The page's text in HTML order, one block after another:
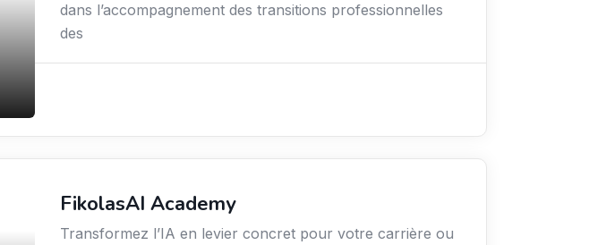
dans l’accompagnement des transitions professionnelles
des
FikolasAI Academy
Transformez l’IA en levier concret pour votre carrière ou